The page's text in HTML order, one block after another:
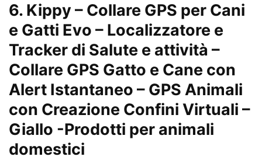
6. Kippy – Collare GPS per Cani
e Gatti Evo – Localizzatore e
Tracker di Salute e attività –
Collare GPS Gatto e Cane con
Alert Istantaneo – GPS Animali
con Creazione Confini Virtuali –
Giallo -Prodotti per animali
domestici